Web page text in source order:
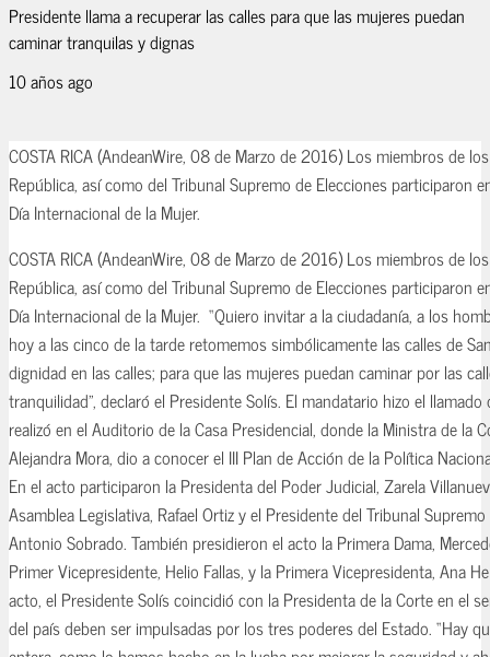
Presidente llama a recuperar las calles para que las mujeres puedan
caminar tranquilas y dignas
10 años ago
COSTA RICA (AndeanWire, 08 de Marzo de 2016) Los miembros de
República, así como del Tribunal Supremo de Elecciones participaron
Día Internacional de la Mujer.
COSTA RICA (AndeanWire, 08 de Marzo de 2016) Los miembros de
República, así como del Tribunal Supremo de Elecciones participaron
Día Internacional de la Mujer. “Quiero invitar a la ciudadanía, a los
hoy a las cinco de la tarde retomemos simbólicamente las calles de
dignidad en las calles; para que las mujeres puedan caminar por las
tranquilidad”, declaró el Presidente Solís. El mandatario hizo el
realizó en el Auditorio de la Casa Presidencial, donde la Ministra de la
Alejandra Mora, dio a conocer el III Plan de Acción de la Política
En el acto participaron la Presidenta del Poder Judicial, Zarela
Asamblea Legislativa, Rafael Ortiz y el Presidente del Tribunal
Antonio Sobrado. También presidieron el acto la Primera Dama,
Primer Vicepresidente, Helio Fallas, y la Primera Vicepresidenta, Ana
acto, el Presidente Solís coincidió con la Presidenta de la Corte en el
del país deben ser impulsadas por los tres poderes del Estado. “Hay